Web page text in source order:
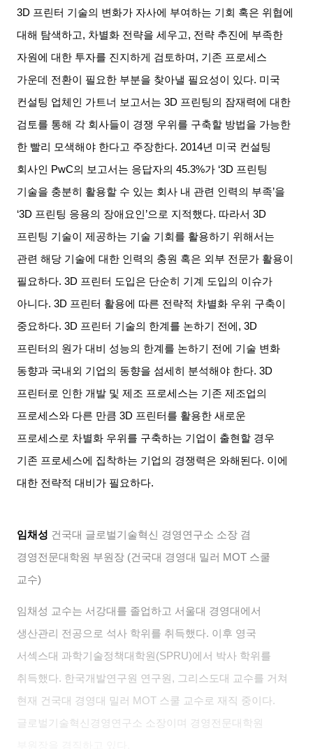
3D 프린터 기술의 변화가 자사에 부여하는 기회 혹은 위협에
대해 탐색하고, 차별화 전략을 세우고, 전략 추진에 부족한
자원에 대한 투자를 진지하게 검토하며 , 기존 프로세스
가운데 전환이 필요한 부분을 찾아낼 필요성이 있다. 미국
컨설팅 업체인 가트너 보고서는 3D 프린팅의 잠재력에 대한
검토를 통해 각 회사들이 경쟁 우위를 구축할 방법을 가능한
한 빨리 모색해야 한다고 주장한다. 2014년 미국 컨설팅
회사인 PwC의 보고서는 응답자의 45.3%가 ‘3D 프린팅
기술을 충분히 활용할 수 있는 회사 내 관련 인력의 부족’을
‘3D 프린팅 응용의 장애요인’으로 지적했다. 따라서 3D
프린팅 기술이 제공하는 기술 기회를 활용하기 위해서는
관련 해당 기술에 대한 인력의 충원 혹은 외부 전문가 활용이
필요하다. 3D 프린터 도입은 단순히 기계 도입의 이슈가
아니다. 3D 프린터 활용에 따른 전략적 차별화 우위 구축이
중요하다. 3D 프린터 기술의 한계를 논하기 전에 , 3D
프린터의 원가 대비 성능의 한계를 논하기 전에 기술 변화
동향과 국내외 기업의 동향을 섬세히 분석해야 한다. 3D
프린터로 인한 개발 및 제조 프로세스는 기존 제조업의
프로세스와 다른 만큼 3D 프린터를 활용한 새로운
프로세스로 차별화 우위를 구축하는 기업이 출현할 경우
기존 프로세스에 집착하는 기업의 경쟁력은 와해된다. 이에
대한 전략적 대비가 필요하다.
임채성 건국대 글로벌기술혁신 경영연구소 소장 겸
경영전문대학원 부원장 (건국대 경영대 밀러 MOT 스쿨
교수)
임채성 교수는 서강대를 졸업하고 서울대 경영대에서
생산관리 전공으로 석사 학위를 취득했다. 이후 영국
서섹스대 과학기술정책대학원 (SPRU)에서 박사 학위를
취득했다. 한국개발연구원 연구원 , 그리스도대 교수를 거쳐
현재 건국대 경영대 밀러 MOT 스쿨 교수로 재직 중이다.
글로벌기술혁신경영연구소 소장이며 경영전문대학원